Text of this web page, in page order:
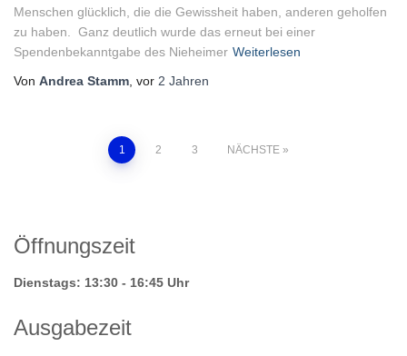
Menschen glücklich, die die Gewissheit haben, anderen geholfen
zu haben. Ganz deutlich wurde das erneut bei einer
Spendenbekanntgabe des Nieheimer Weiterlesen
Von Andrea Stamm , vor 2 Jahren
Seitennummerierung
Beiträge
1 2 3 NÄCHSTE
Öffnungszeit
Dienstags: 13:30 - 16:45 Uhr
Ausgabezeit